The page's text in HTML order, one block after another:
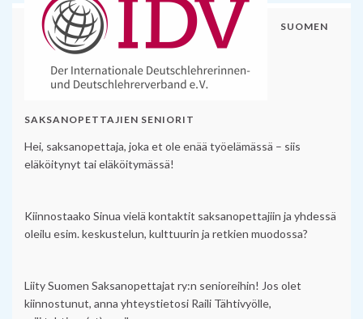
SUOMEN
SAKSANOPETTAJIEN SENIORIT
Hei, saksanopettaja, joka et ole enää työelämässä – siis
eläköitynyt tai eläköitymässä!
Kiinnostaako Sinua vielä kontaktit saksanopettajiin ja yhdessä
oleilu esim. keskustelun, kulttuurin ja retkien muodossa?
Liity Suomen Saksanopettajat ry:n senioreihin! Jos olet
kiinnostunut, anna yhteystietosi Raili Tähtivyölle,